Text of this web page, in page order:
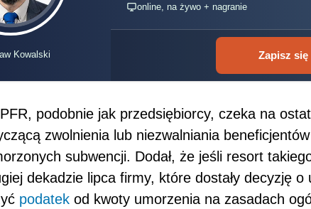
Kowalski
online, na żywo + nagranie
Zapisz się
podobnie jak przedsiębiorcy, czeka na
zwolnienia lub niezwalniania
subwencji. Dodał, że jeśli resort
dekadzie lipca firmy, które dostały decyzję o
podatek od kwoty umorzenia na zasadach